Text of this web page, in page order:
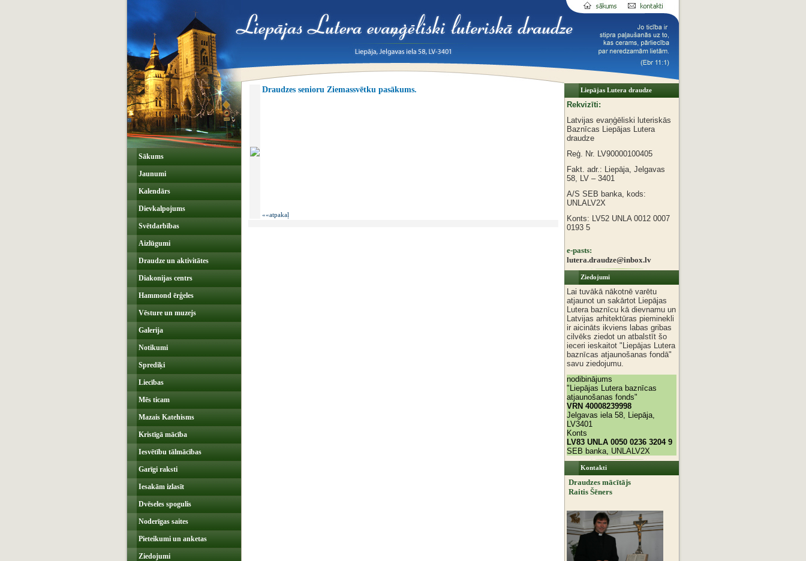
Sākums
Jaunumi
Kalendārs
Dievkalpojums
Svētdarbības
Aizlūgumi
Draudze un aktivitātes
Diakonijas centrs
Hammond ērģeles
Vēsture un muzejs
Galerija
Notikumi
Sprediķi
Liecības
Mēs ticam
Mazais Katehisms
Kristīgā mācība
Iesvētību tālmācības
Garīgi raksti
Iesakām izlasīt
Dvēseles spogulis
Noderīgas saites
Pieteikumi un anketas
Ziedojumi
Draudzes senioru Ziemassvētku pasākums.
««atpakaļ
Liepājas Lutera draudze
Rekvizīti:
Latvijas evaņģēliski luteriskās
Baznīcas Liepājas Lutera
draudze
Reģ. Nr. LV90000100405
Fakt. adr.: Liepāja, Jelgavas
58, LV – 3401
A/S SEB banka, kods:
UNLALV2X
Konts: LV52 UNLA 0012 0007
0193 5
e-pasts:
lutera.draudze@inbox.lv
Ziedojumi
Lai tuvākā nākotnē varētu
atjaunot un sakārtot Liepājas
Lutera baznīcu kā dievnamu un
Latvijas arhitektūras pieminekli
ir aicināts ikviens labas gribas
cilvēks ziedot un atbalstīt šo
ieceri ieskaitot "Liepājas Lutera
baznīcas atjaunošanas fondā"
savu ziedojumu.
nodibinājums
"Liepājas Lutera baznīcas
atjaunošanas fonds"
VRN 40008239998
Jelgavas iela 58, Liepāja,
LV3401
Konts
LV83 UNLA 0050 0236 3204 9
SEB banka, UNLALV2X
Kontakti
Draudzes mācītājs
Raitis Šēners